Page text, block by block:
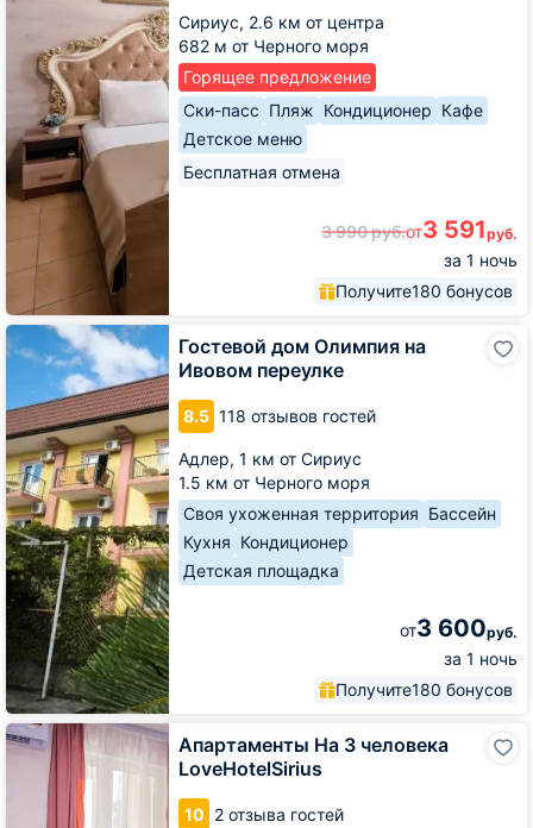
Сириус, 2.6 км от центра
682 м от Черного моря
Горящее предложение
Ски-пасс Пляж Кондиционер Кафе
Детское меню
Бесплатная отмена
3 990руб.от3 591руб.
за 1 ночь
Получите180 бонусов
Гостевой дом Олимпия на
Ивовом переулке
8.5 118 отзывов гостей
Адлер, 1 км от Сириус
1.5 км от Черного моря
Своя ухоженная территория Бассейн
Кухня Кондиционер
Детская площадка
от3 600руб.
за 1 ночь
Получите180 бонусов
Гостевой
дом
Олимпия
Ивовом
переулке
Апартаменты На 3 человека
LoveHotelSirius
10 2 отзыва гостей
Апартаменты
На
человека
LoveHotelSirius